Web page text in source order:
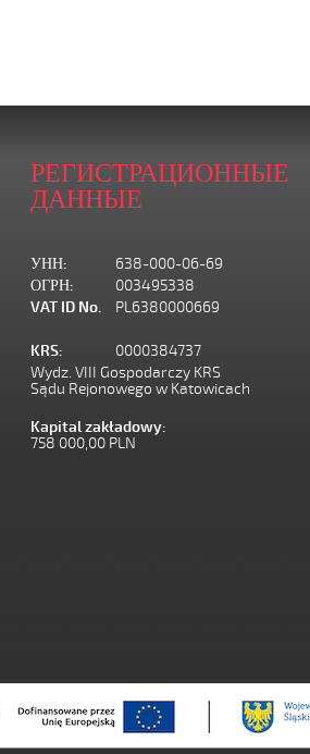
РЕГИСТРАЦИОННЫЕ
ДАННЫЕ
УНН:
638-000-06-69
ОГРН:
003495338
VAT ID No.
PL6380000669
KRS:
0000384737
Wydz. VIII Gospodarczy KRS
Sądu Rejonowego w Katowicach
Kapital zakładowy:
758 000,00 PLN